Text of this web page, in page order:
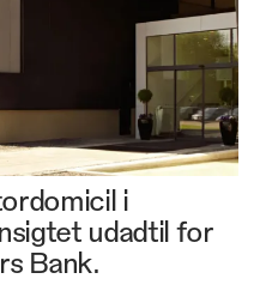
i
udadtil for
Bank.